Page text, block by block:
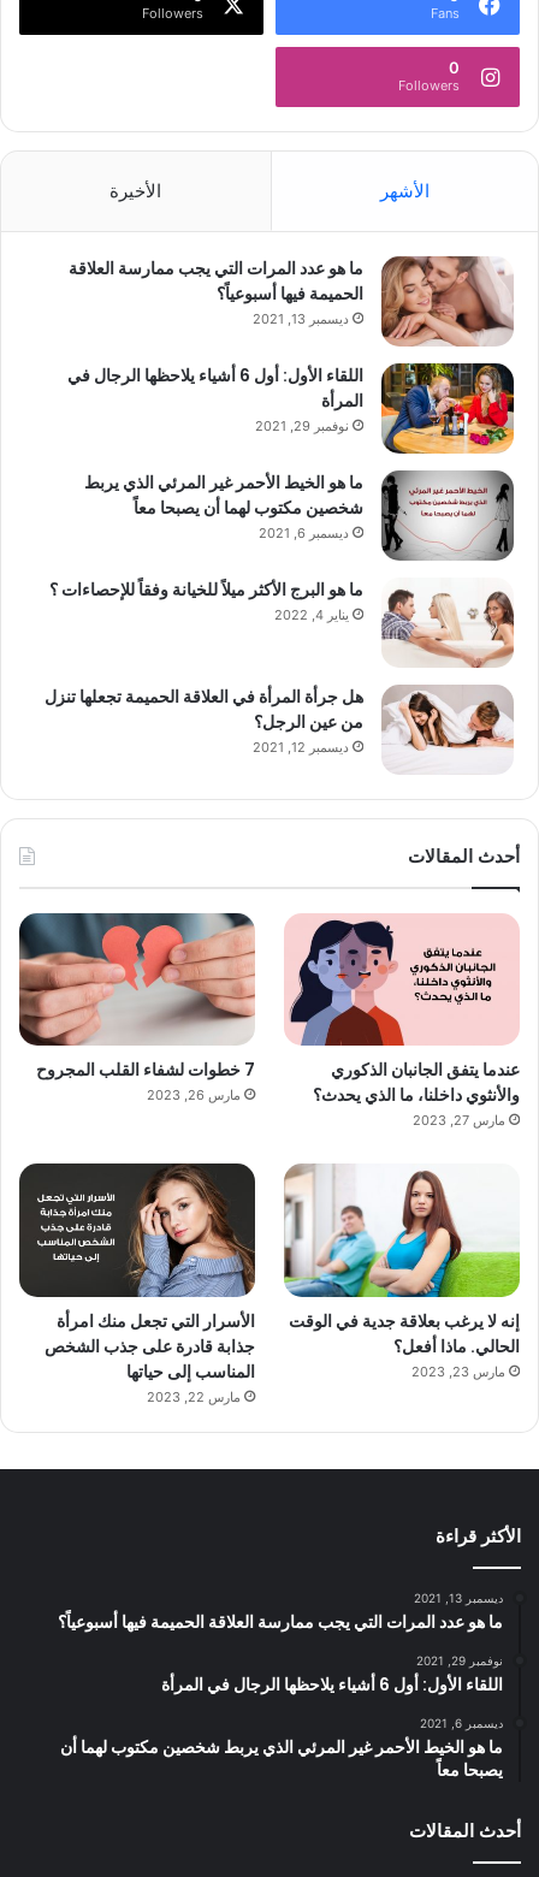
Fans
Followers
0
Followers
الأشهر الأخيرة
ما هو عدد المرات التي يجب ممارسة العلاقة
الحميمة فيها أسبوعياً؟
ديسمبر 13, 2021
اللقاء الأول: أول 6 أشياء يلاحظها الرجال في
المرأة
نوفمبر 29, 2021
ما هو الخيط الأحمر غير المرئي الذي يربط
شخصين مكتوب لهما أن يصبحا معاً
ديسمبر 6, 2021
ما هو البرج الأكثر ميلاً للخيانة وفقاً للإحصاءات ؟
يناير 4, 2022
هل جرأة المرأة في العلاقة الحميمة تجعلها تنزل
من عين الرجل؟
ديسمبر 12, 2021
أحدث المقالات
عندما يتفق الجانبان الذكوري
والأنثوي داخلنا، ما الذي يحدث؟
مارس 27, 2023
7 خطوات لشفاء القلب المجروح
مارس 26, 2023
إنه لا يرغب بعلاقة جدية في الوقت
الحالي. ماذا أفعل؟
مارس 23, 2023
الأسرار التي تجعل منك امرأة
جذابة قادرة على جذب الشخص
المناسب إلى حياتها
مارس 22, 2023
الأكثر قراءة
ديسمبر 13, 2021
ما هو عدد المرات التي يجب ممارسة العلاقة الحميمة فيها أسبوعياً؟
نوفمبر 29, 2021
اللقاء الأول: أول 6 أشياء يلاحظها الرجال في المرأة
ديسمبر 6, 2021
ما هو الخيط الأحمر غير المرئي الذي يربط شخصين مكتوب لهما أن
يصبحا معاً
أحدث المقالات